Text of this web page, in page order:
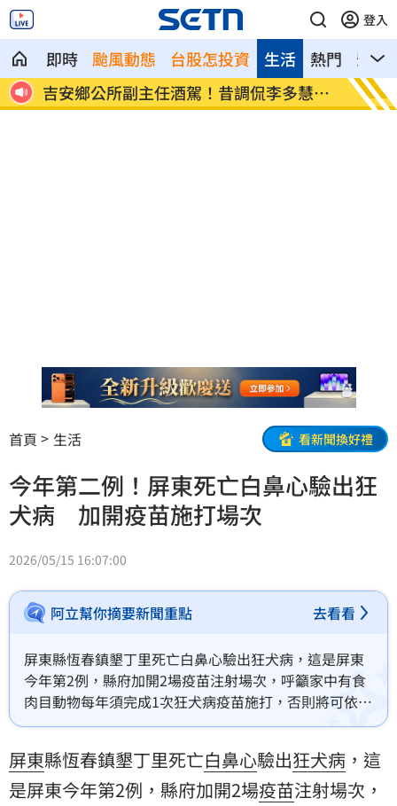
登入
即時 颱風動態 台股怎投資 熱門 影音
生活
警
吉安鄉公所副主任酒駕！昔調侃李多慧惹
議
老朋
舉
首頁 生活 看新聞換好禮
今年第二例！屏東死亡白鼻心驗出狂
犬病 加開疫苗施打場次
2026/05/15 16:07:00
阿立幫你摘要新聞重點 去看看
屏東縣恆春鎮墾丁里死亡白鼻心驗出狂犬病，這是屏東
今年第2例，縣府加開2場疫苗注射場次，呼籲家中有食
肉目動物每年須完成1次狂犬病疫苗施打，否則將可依法
開罰。
屏東縣恆春鎮墾丁里死亡白鼻心驗出狂犬病 ，這
是屏東今年第2例，縣府加開2場疫苗注射場次，